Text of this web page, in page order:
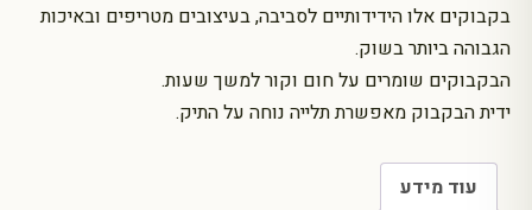
בקבוקים אלו הידידותיים לסביבה, בעיצובים מטריפים ובאיכות
הגבוהה ביותר בשוק.
הבקבוקים שומרים על חום וקור למשך שעות.
ידית הבקבוק מאפשרת תלייה נוחה על התיק.
עוד מידע